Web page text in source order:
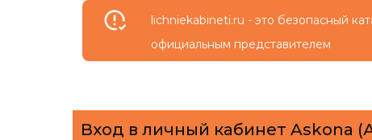
lichniekabineti.ru - это безопасный
официальным представителем
Вход в личный кабинет Askona